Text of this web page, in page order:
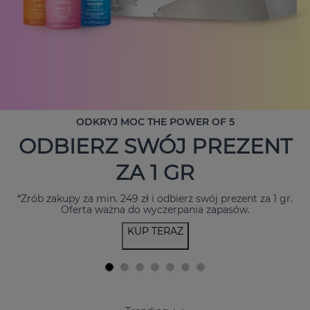
ODKRYJ MOC THE POWER OF 5
ODBIERZ SWÓJ PREZENT
ZA 1 GR
*Zrób zakupy za min. 249 zł i odbierz swój prezent za 1 gr.
Oferta ważna do wyczerpania zapasów.
KUP TERAZ